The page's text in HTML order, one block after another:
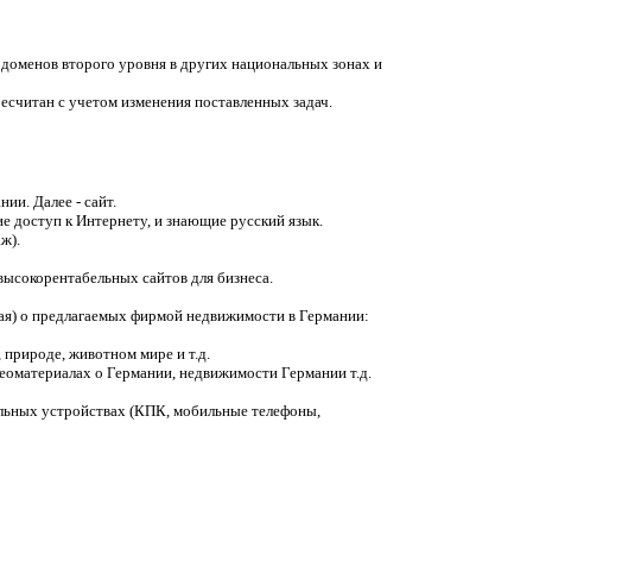
доменов второго уровня в других национальных зонах и
с учетом изменения поставленных задач.
Далее - сайт.
к Интернету, и знающие русский язык.
сайтов для бизнеса.
о предлагаемых фирмой недвижимости в Германии:
животном мире и т.д.
о Германии, недвижимости Германии т.д.
устройствах (КПК, мобильные телефоны,